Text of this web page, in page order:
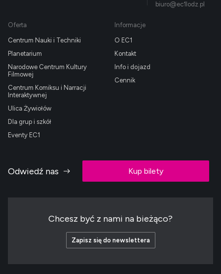
biuro@ec1lodz.pl
Oferta
Centrum Nauki i Techniki
Planetarium
Narodowe Centrum Kultury
Filmowej
Centrum Komiksu i Narracji
Interaktywnej
Ulica Żywiołów
Dla grup i szkół
Eventy EC1
Informacje
O EC1
Kontakt
Info i dojazd
Cennik
Odwiedź nas Kup bilety
Chcesz być z nami na bieżąco?
Zapisz się do newslettera